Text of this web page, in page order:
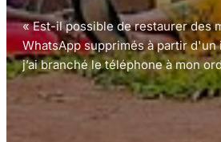
« Est-il possible de restaurer des
WhatsApp supprimés à partir d'un
j’ai branché le téléphone à mon